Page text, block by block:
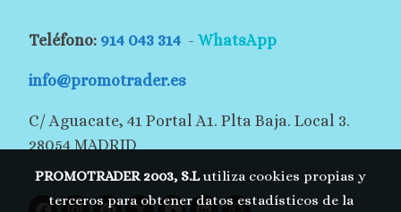
Teléfono: 914 043 314 - WhatsApp
info@promotrader.es
C/ Aguacate, 41 Portal A1. Plta Baja. Local 3.
28054 MADRID
PROMOTRADER 2003, S.Lutiliza cookies propias y
terceros para obtener datos estadísticos de la